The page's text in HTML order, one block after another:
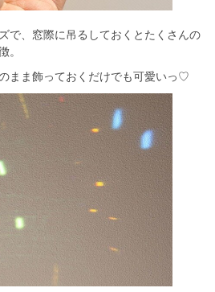
で、窓際に吊るしておくとたくさんの
。
まま飾っておくだけでも可愛いっ♡